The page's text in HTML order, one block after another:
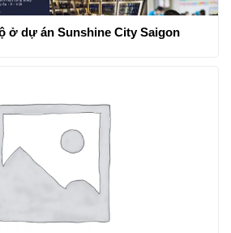
ở dự án Sunshine City Saigon